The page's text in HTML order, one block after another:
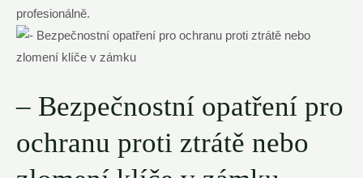
profesionálně.
– Bezpečnostní opatření pro
ochranu proti ztrátě nebo